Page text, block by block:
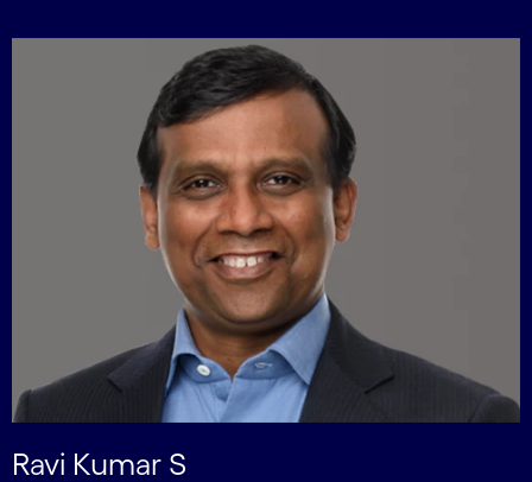
Ravi Kumar S